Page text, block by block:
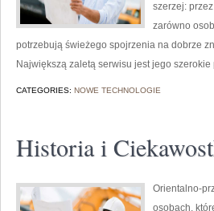
szerzej:
zarówno
potrzebują świeżego spojrzenia na dobrze
Największą zaletą serwisu jest jego
CATEGORIES: NOWE TECHNOLOGIE
Historia i
Orientalno-
osobach,